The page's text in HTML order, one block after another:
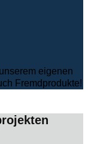
eigenen
Fremdprodukte!